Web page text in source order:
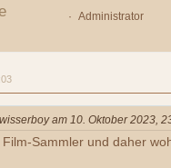
Administrator
am 10. Oktober 2023,
Sammler und daher